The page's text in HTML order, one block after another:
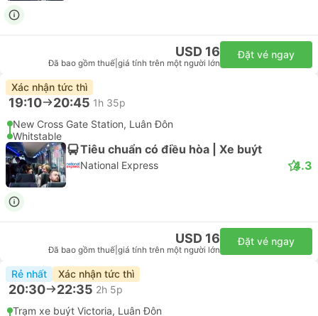
USD 16
Đã bao gồm thuế giá tính trên một người lớn
Đặt vé ngay
Xác nhận tức thì
19:10 20:45 1h 35p
New Cross Gate Station, Luân Đôn
Whitstable
Tiêu chuẩn có điều hòa | Xe buýt
National Express 4.3
USD 16
Đã bao gồm thuế giá tính trên một người lớn
Đặt vé ngay
Rẻ nhất Xác nhận tức thì
20:30 22:35 2h 5p
Trạm xe buýt Victoria, Luân Đôn